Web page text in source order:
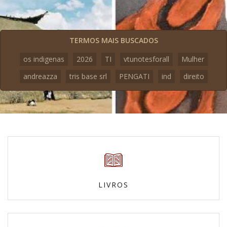
TERMOS MAIS BUSCADOS
os indigenas
2026 TI vtunotesforall
Mulher
andreazza
tris base srl PENGATI ind direito
LIVROS